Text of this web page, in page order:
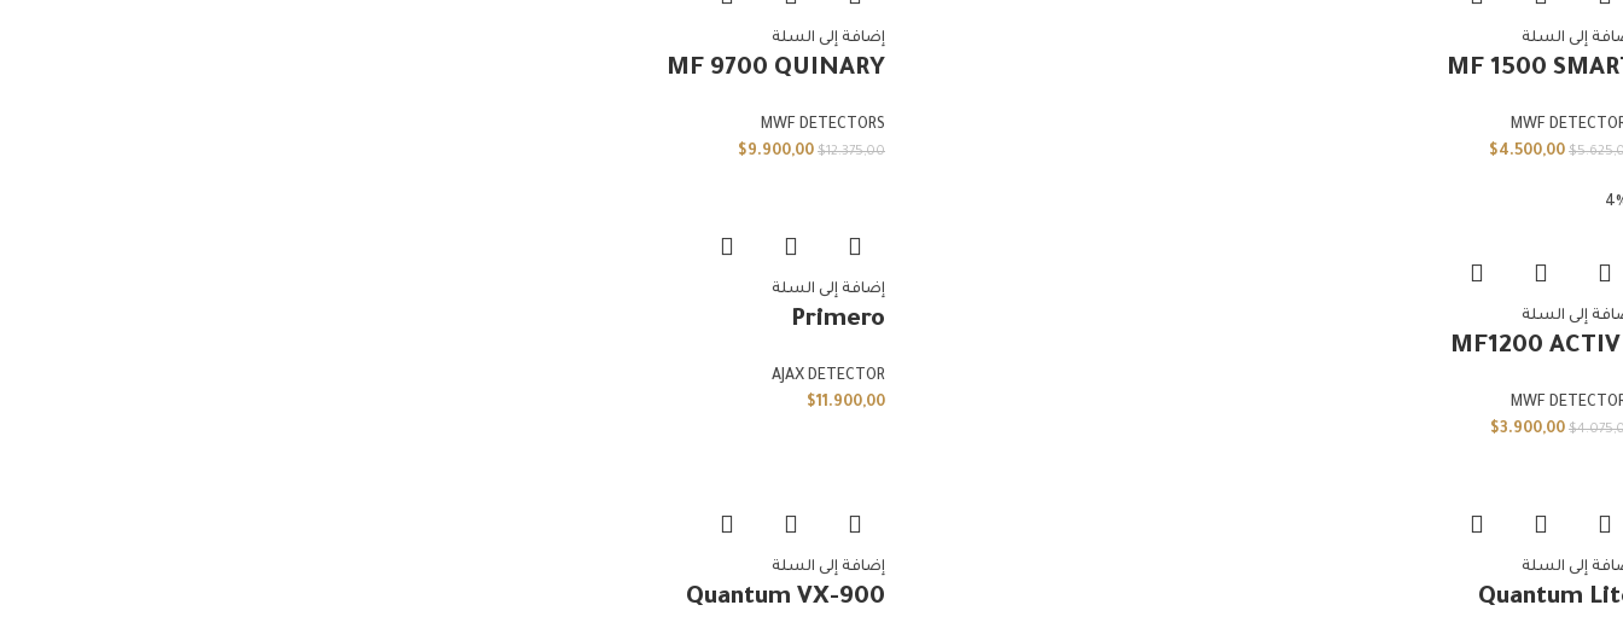
إلى السلة
MF 1500
MWF
$
$4.500,00
إضافة إلى السلة
MF 9700 QUINARY
MWF DETECTORS
$12.375,00
$9.900,00
إلى السلة
MF1200
MWF
$
$3.900,00
إضافة إلى السلة
Primero
AJAX DETECTOR
$11.900,00
إلى السلة
Quantum
إضافة إلى السلة
Quantum VX-900